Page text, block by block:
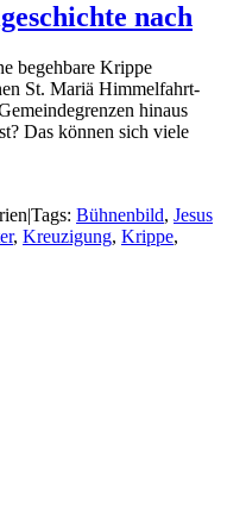
nach
begehbare Krippe
St. Mariä Himmelfahrt-
hinaus
Das können sich viele
|Tags: Bühnenbild, Jesus
, Kreuzigung, Krippe,